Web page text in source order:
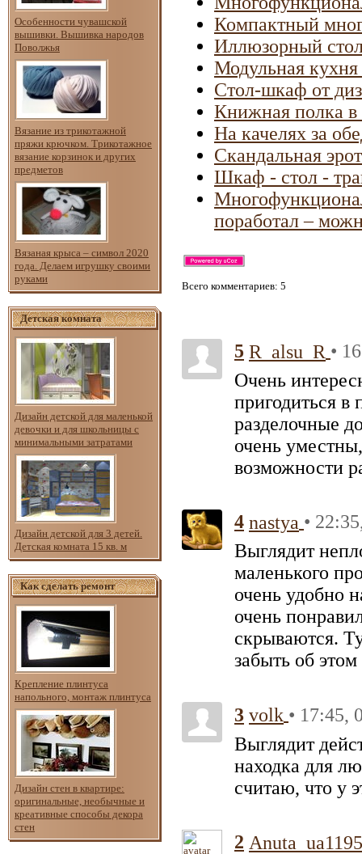
Особенности чувашской
вышивки. Вышивка народов
Поволжья
Вязание из трикотажной
пряжи крючком. Трикотажное
вязание корзинок и других
предметов
Вязаная крыса – символ 2020
года. Делаем игрушку своими
руками
Детская комната
Дизайн детской для маленькой
девочки и для школьницы с
минимальными затратами
Дизайн детской для 3 детей.
Детская комната 15 кв. м
Как сделать ремонт
Крепление плинтуса
напольного, монтаж плинтуса
Дизайн стен в квартире:
оригинальные, необычные и
креативные способы декора
стен
Компактный
Иллюзорный
Модульная
Стол-шкаф от
Книжная полка в
На качелях за
Скандальная
Шкаф - стол -
поработал –
Всего комментариев: 5
5 R_alsu_R •
Очень
пригодиться
разделочные
очень
возможности
4 nastya •
Выглядит
маленького
очень удобно
очень
скрываются.
забыть об
3 volk • 17:45,
Выглядит
находка для
считаю, что у
2 Anuta_ua1195